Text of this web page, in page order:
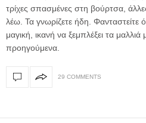
τρίχες σπασμένες στη βούρτσα,
λέω. Τα γνωρίζετε ήδη.
μαγική, ικανή να ξεμπλέξει τα
προηγούμενα.
29 COMMENTS